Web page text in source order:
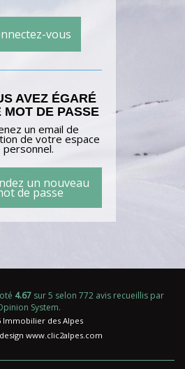
AVEZ ÉGARÉ
MOT DE PASSE
un email de
de votre espace
personnel.
un nouveau
de passe
4.67sur5 selon 772avis recueillis par
System.
Immobilier des Alpes
www.clic2alpes.com